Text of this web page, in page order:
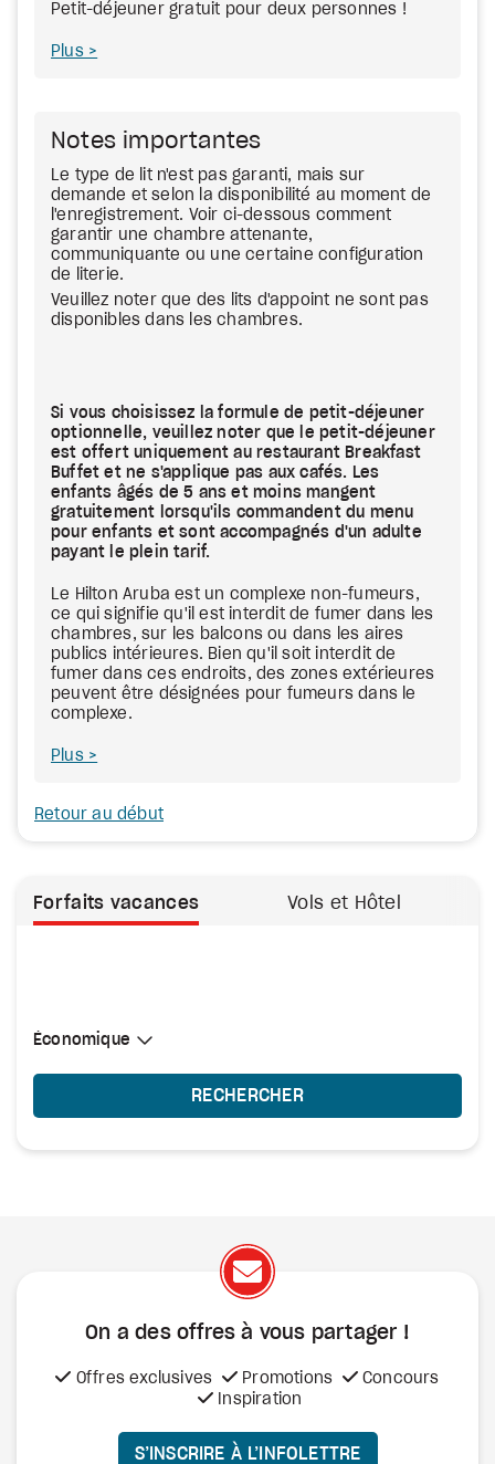
Petit-déjeuner gratuit pour deux personnes !
Plus
Notes importantes
Le type de lit n'est pas garanti, mais sur
demande et selon la disponibilité au moment de
l'enregistrement. Voir ci-dessous comment
garantir une chambre attenante,
communiquante ou une certaine configuration
de literie.
Veuillez noter que des lits d'appoint ne sont pas
disponibles dans les chambres.
Si vous choisissez la formule de petit-déjeuner
optionnelle, veuillez noter que le petit-déjeuner
est offert uniquement au restaurant Breakfast
Buffet et ne s'applique pas aux cafés. Les
enfants âgés de 5 ans et moins mangent
gratuitement lorsqu'ils commandent du menu
pour enfants et sont accompagnés d'un adulte
payant le plein tarif.
Le Hilton Aruba est un complexe non-fumeurs,
ce qui signifie qu'il est interdit de fumer dans les
chambres, sur les balcons ou dans les aires
publics intérieures. Bien qu'il soit interdit de
fumer dans ces endroits, des zones extérieures
peuvent être désignées pour fumeurs dans le
complexe.
Plus
Retour au début
Forfaits vacances Vols et Hôtel
Sélectionner une cabine
Économique
Économique
RECHERCHER
On a des offres à vous partager !
Offres exclusives Promotions
Concours
Inspiration
S’INSCRIRE À L’INFOLETTRE